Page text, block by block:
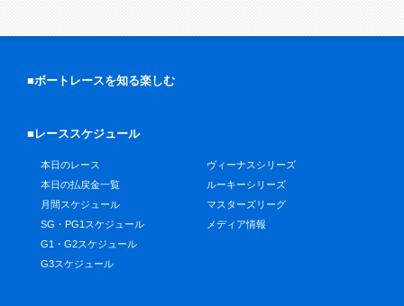
■ボートレースを知る楽しむ
■レーススケジュール
本日のレース
本日の払戻金一覧
月間スケジュール
SG・PG1スケジュール
G1・G2スケジュール
G3スケジュール
ヴィーナスシリーズ
ルーキーシリーズ
マスターズリーグ
メディア情報